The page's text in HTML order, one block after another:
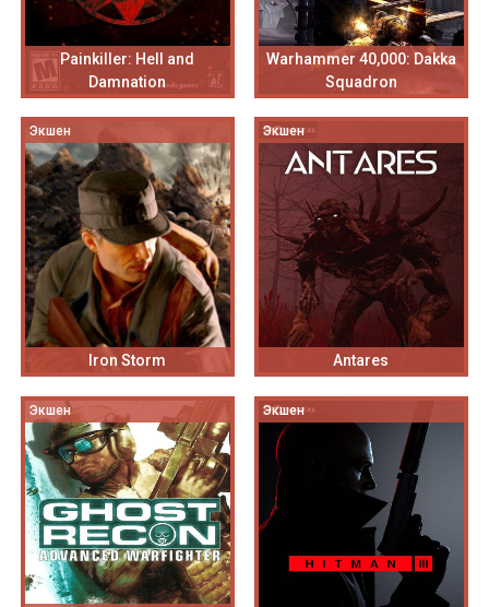
Painkiller: Hell and
Damnation
Warhammer 40,000: Dakka
Squadron
Экшен
Iron Storm
Экшен
Antares
Экшен Экшен